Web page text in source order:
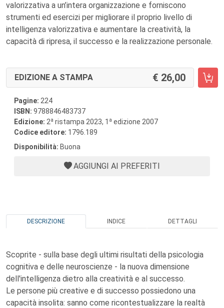
valorizzativa a un’intera organizzazione e forniscono
strumenti ed esercizi per migliorare il proprio livello di
intelligenza valorizzativa e aumentare la creatività, la
capacità di ripresa, il successo e la realizzazione personale.
EDIZIONE A STAMPA 26,00
Pagine: 224
ISBN: 9788846483737
Edizione: 2a ristampa 2023, 1 a edizione 2007
Codice editore: 1796.189
Disponibilità: Buona
AGGIUNGI AI PREFERITI
DESCRIZIONE INDICE DETTAGLI
Scoprite - sulla base degli ultimi risultati della psicologia
cognitiva e delle neuroscienze - la nuova dimensione
dell'intelligenza dietro alla creatività e al successo.
Le persone più creative e di successo possiedono una
capacità insolita: sanno come ricontestualizzare la realtà